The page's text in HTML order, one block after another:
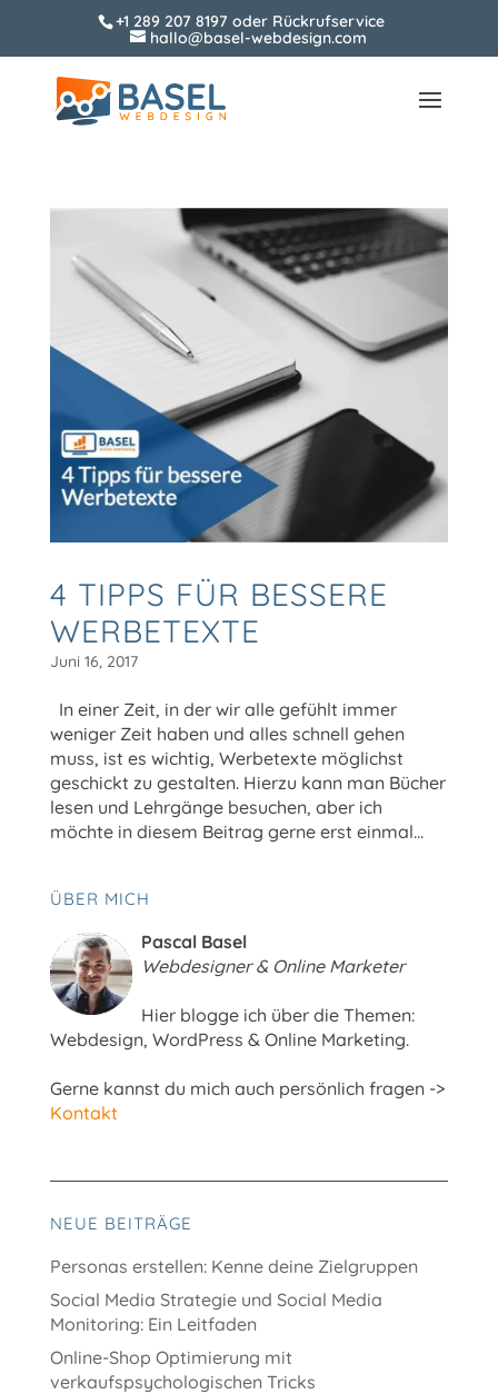
+1 289 207 8197 oder Rückrufservice
hallo@basel-webdesign.com
4 TIPPS FÜR BESSERE
WERBETEXTE
Juni 16, 2017
In einer Zeit, in der wir alle gefühlt immer
weniger Zeit haben und alles schnell gehen
muss, ist es wichtig, Werbetexte möglichst
geschickt zu gestalten. Hierzu kann man Bücher
lesen und Lehrgänge besuchen, aber ich
möchte in diesem Beitrag gerne erst einmal...
ÜBER MICH
Pascal Basel
Webdesigner & Online Marketer
Hier blogge ich über die Themen:
Webdesign, WordPress & Online Marketing.
Gerne kannst du mich auch persönlich fragen ->
Kontakt
NEUE BEITRÄGE
Personas erstellen: Kenne deine Zielgruppen
Social Media Strategie und Social Media
Monitoring: Ein Leitfaden
Online-Shop Optimierung mit
verkaufspsychologischen Tricks